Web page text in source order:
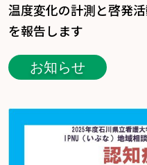
温度変化の計測と啓発活
を報告します
お知らせ